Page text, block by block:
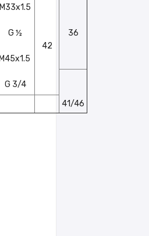
M33x1.5
G ½
M45x1.5
G 3/4
42
36
41/46